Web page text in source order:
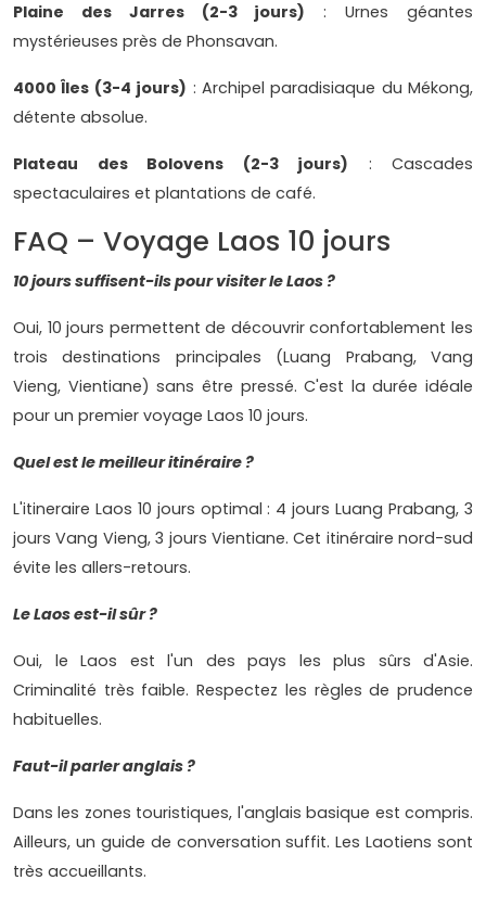
Plaine des Jarres (2-3 jours) : Urnes géantes
mystérieuses près de Phonsavan.
4000 Îles (3-4 jours) : Archipel paradisiaque du Mékong,
détente absolue.
Plateau des Bolovens (2-3 jours) : Cascades
spectaculaires et plantations de café.
FAQ – Voyage Laos 10 jours
10 jours suffisent-ils pour visiter le Laos ?
Oui, 10 jours permettent de découvrir confortablement les
trois destinations principales (Luang Prabang, Vang
Vieng, Vientiane) sans être pressé. C'est la durée idéale
pour un premier voyage Laos 10 jours.
Quel est le meilleur itinéraire ?
L'itineraire Laos 10 jours optimal : 4 jours Luang Prabang, 3
jours Vang Vieng, 3 jours Vientiane. Cet itinéraire nord-sud
évite les allers-retours.
Le Laos est-il sûr ?
Oui, le Laos est l'un des pays les plus sûrs d'Asie.
Criminalité très faible. Respectez les règles de prudence
habituelles.
Faut-il parler anglais ?
Dans les zones touristiques, l'anglais basique est compris.
Ailleurs, un guide de conversation suffit. Les Laotiens sont
très accueillants.